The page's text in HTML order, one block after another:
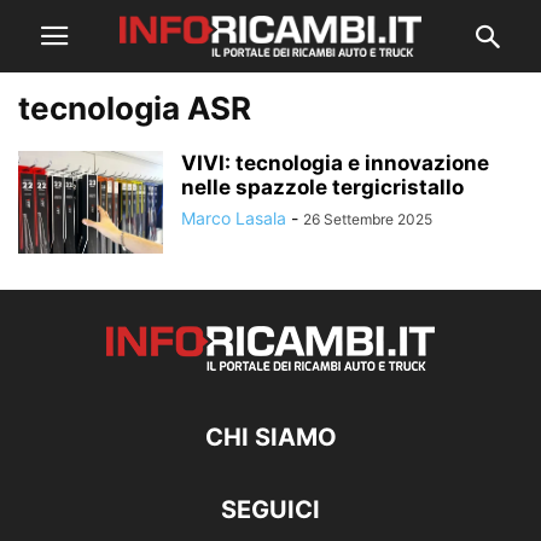
tecnologia ASR
VIVI: tecnologia e innovazione
nelle spazzole tergicristallo
Marco Lasala - 26 Settembre 2025
CHI SIAMO
SEGUICI